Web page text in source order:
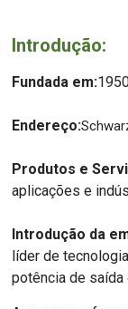
Introdução:
Fundada em:
Endereço:
Produtos e
aplicações e
Introdução da
líder de
potência de saída